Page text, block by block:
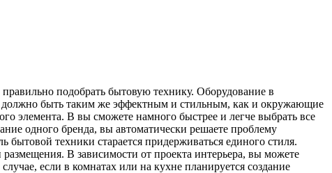
подобрать бытовую технику. Оборудование в
должно быть таким же эффектным и стильным, как и окружающие
элемента. В вы сможете намного быстрее и легче выбрать все
одного бренда, вы автоматически решаете проблему
техники старается придерживаться единого стиля.
В зависимости от проекта интерьера, вы можете
если в комнатах или на кухне планируется создание